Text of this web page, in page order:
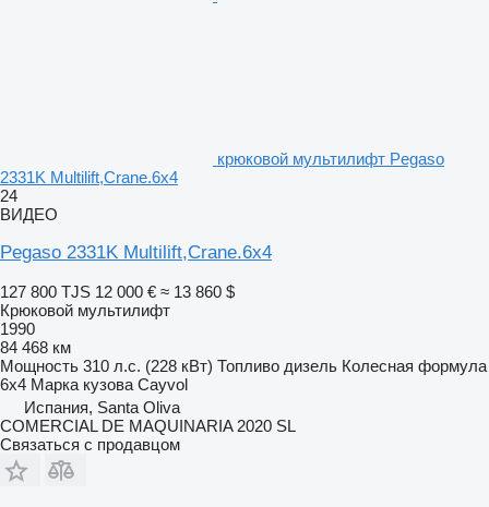
крюковой мультилифт Pegaso
2331K Multilift,Crane.6x4
24
ВИДЕО
Pegaso 2331K Multilift,Crane.6x4
127 800 TJS 12 000 € ≈ 13 860 $
Крюковой мультилифт
1990
84 468 км
Мощность 310 л.с. (228 кВт) Топливо дизель Колесная формула
6x4 Марка кузова Cayvol
Испания, Santa Oliva
COMERCIAL DE MAQUINARIA 2020 SL
Связаться с продавцом